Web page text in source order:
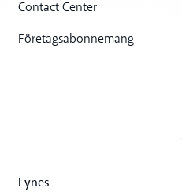
Contact Center
Företagsabonnemang
Lynes